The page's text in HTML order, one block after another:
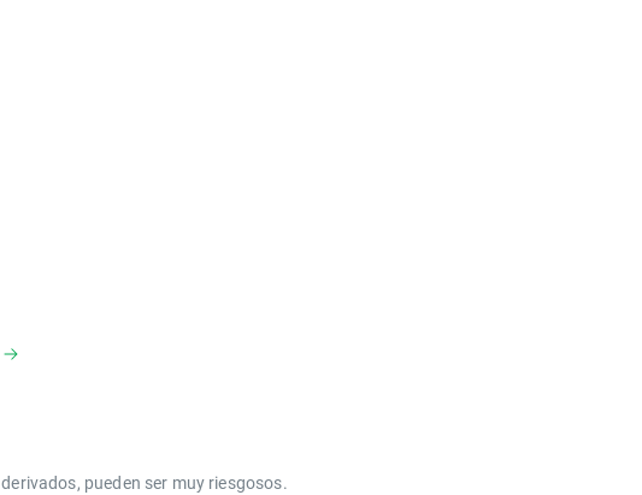
pueden ser muy riesgosos.